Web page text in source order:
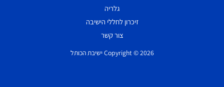
גלריה
זיכרון לחללי הישיבה
צור קשר
Copyright © 2026 ישיבת הכותל